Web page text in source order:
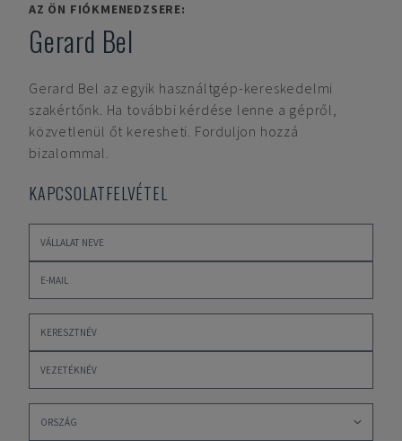
AZ ÖN FIÓKMENEDZSERE:
Gerard Bel
Gerard Bel az egyik használtgép-kereskedelmi
szakértőnk. Ha további kérdése lenne a gépről,
közvetlenül őt keresheti. Forduljon hozzá
bizalommal.
KAPCSOLATFELVÉTEL